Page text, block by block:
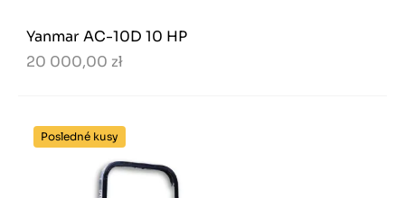
Yanmar AC-10D 10 HP
20 000,00 zł
Posledné kusy